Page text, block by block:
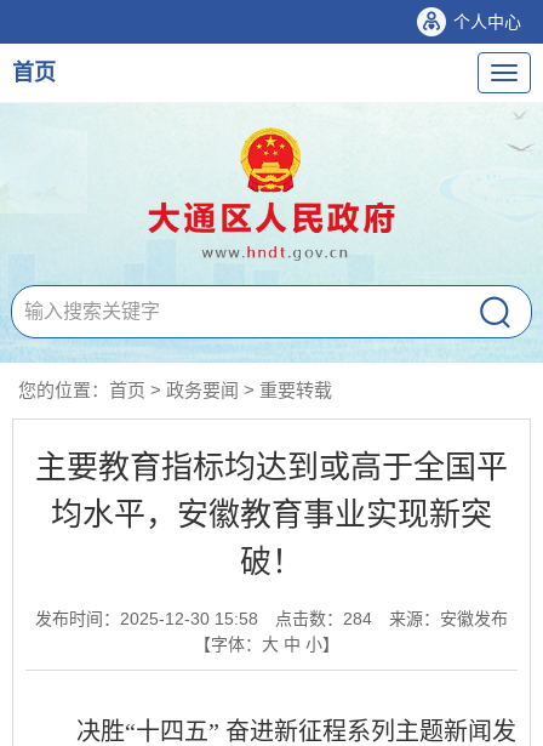
个人中心
导
航
首页
您的位置： 首页 > 政务要闻 > 重要转载
主要教育指标均达到或高于全国平
均水平，安徽教育事业实现新突
破！
发布时间：2025-12-30 15:58 点击数： 284
来源：安徽发布
【字体： 大 中 小】
决胜“十四五” 奋进新征程系列主题新闻发